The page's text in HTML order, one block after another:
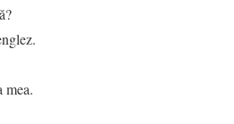
mea.